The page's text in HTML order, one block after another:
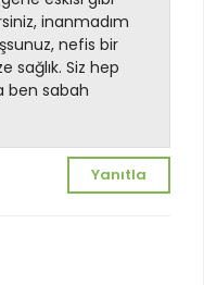
inanmadım
nefis bir
sağlık. Siz hep
ben sabah
Yanıtla